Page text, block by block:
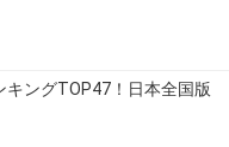
キングTOP47！日本全国版